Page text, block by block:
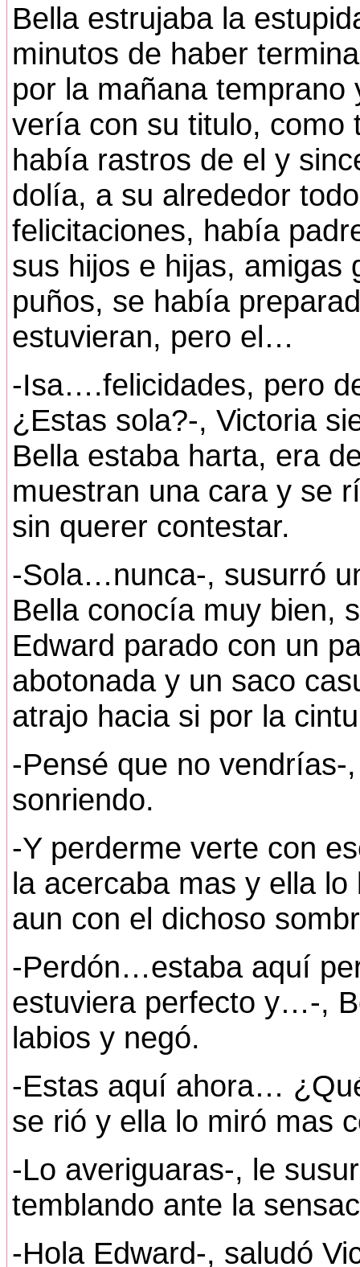
Bella estrujaba la
minutos de haber
por la mañana temprano
vería con su titulo, como
había rastros de el y
dolía, a su alrededor
felicitaciones, había
sus hijos e hijas, amigas
puños, se había
estuvieran, pero el…
-Isa….felicidades, pero
¿Estas sola?-, Victoria
Bella estaba harta, era
muestran una cara y se
sin querer contestar.
-Sola…nunca-, susurró
Bella conocía muy bien,
Edward parado con un
abotonada y un saco
atrajo hacia si por la
-Pensé que no
sonriendo.
-Y perderme verte con
la acercaba mas y ella
aun con el dichoso
-Perdón…estaba aquí
estuviera perfecto y…-,
labios y negó.
-Estas aquí ahora…
se rió y ella lo miró mas
-Lo averiguaras-, le
temblando ante la
-Hola Edward-, saludó